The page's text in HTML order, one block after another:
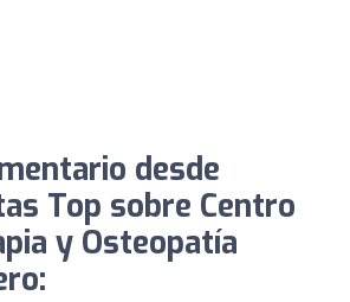
desde
Top sobre Centro
y Osteopatía